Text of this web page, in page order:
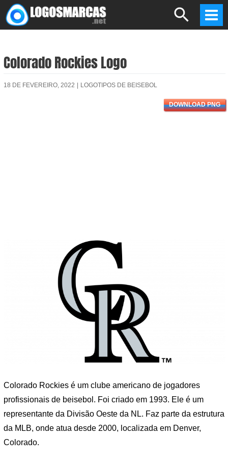
Skip
to
Search
Colorado Rockies Logo
18 DE FEVEREIRO, 2022 LOGOTIPOS DE BEISEBOL
DOWNLOAD PNG
Colorado Rockies é um clube americano de jogadores
profissionais de beisebol. Foi criado em 1993. Ele é um
representante da Divisão Oeste da NL. Faz parte da estrutura
da MLB, onde atua desde 2000, localizada em Denver,
Colorado.